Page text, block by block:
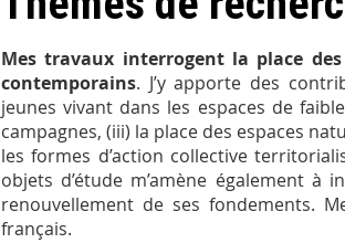
Mes travaux interrogent la place
contemporains. J’y apporte des
jeunes vivant dans les espaces de
campagnes, (iii) la place des espaces
les formes d’action collective
objets d’étude m’amène également
renouvellement de ses fondements.
français.